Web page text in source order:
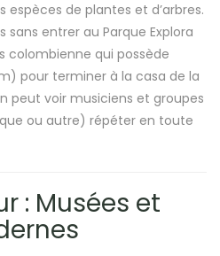
de plantes et d’arbres.
sans entrer au Parque Explora
colombienne qui possède
pour terminer à la casa de la
peut voir musiciens et groupes
ou autre) répéter en toute
: Musées et